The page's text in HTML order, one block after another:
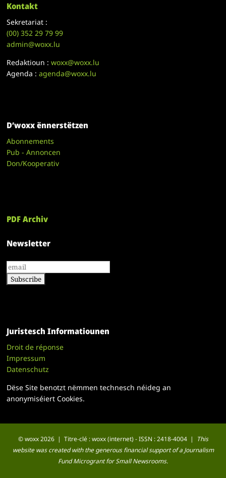
Kontakt
Sekretariat :
(00)352 29 79 99
admin@woxx.lu
Redaktioun :woxx@woxx.lu
Agenda :agenda@woxx.lu
D’woxx ënnerstëtzen
Abonnements
Pub - Annoncen
Don/Kooperativ
PDF Archiv
Newsletter
Juristesch Informatiounen
Droit de réponse
Impressum
Datenschutz
Dëse Site benotzt nëmmen technesch néideg an
anonymiséiert Cookies.
© woxx 2026 | Titre-clé : woxx (internet) - ISSN : 2418-4004 |
This
website was created with the generous financial support of a Journalism
Fund Microgrant for Small Newsrooms.